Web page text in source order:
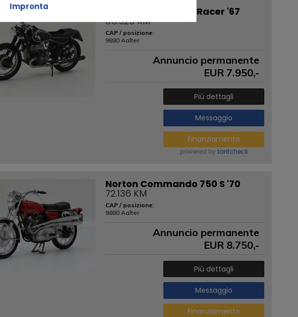
BMW R60/2 Classic Racer '67
86.529 KM
CAP / posizione:
9880 Aalter
Annuncio permanente
EUR 7.950,-
Più dettagli
Messaggio
Finanziamento
powered by tarifcheck
Norton Commando 750 S '70
72.136 KM
CAP / posizione:
9880 Aalter
Annuncio permanente
EUR 8.750,-
Più dettagli
Messaggio
Finanziamento
Impronta